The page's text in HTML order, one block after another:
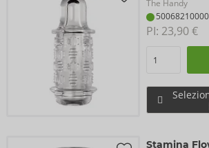
The Handy
50068210000
PI: 23,90 €
Stamina